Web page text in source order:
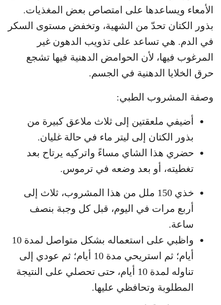
الأمعاء ويساعدها على امتصاص بعض المغذيات.
بذور الكتان تحدّ من الشهية، وتخفض مستوى السكر
في الدم. هي تساعد على تذويب الدهون غير
المرغوب فيها، لأن الحوامض الدهنية فيها تشجع
حرق الخلايا الدهنية في الجسم.
وصفة المشروب الطبي:
أضيفي ملعقتين إلى ثلاث ملاعق كبيرة من
بذور الكتان إلى ليتر ماء في حالة غليان.
حضري هذا الشاي مساءً واتركيه يرتاح بعد
تغطيته، أو بعد وضعه في ترموس.
خذي 150 ملل من هذا المشروب، ثلاث إلى
أربع مرات في اليوم، قبل كل وجبة بنصف
ساعة.
واظبي على استعماله بشكل متواصل لمدة 10
أيام؛ ثم استريحي مدة 10 أيام؛ ثم عودي إلى
تناوله لمدة 10 أيام، حتى تحصلي على النتيجة
المطلوبة وتحافظي عليها.